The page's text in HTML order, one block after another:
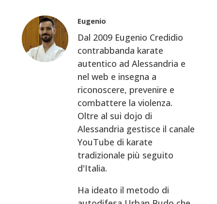
Eugenio
Dal 2009 Eugenio Credidio
contrabbanda karate
autentico ad Alessandria e
nel web e insegna a
riconoscere, prevenire e
combattere la violenza.
Oltre al sui dojo di
Alessandria gestisce il canale
YouTube di karate
tradizionale più seguito
d'Italia.
Ha ideato il metodo di